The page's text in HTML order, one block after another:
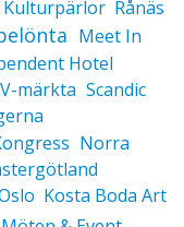
Kulturpärlor Rånäs
Meet In
Hotel
märkta Scandic
Norra
Kosta Boda Art